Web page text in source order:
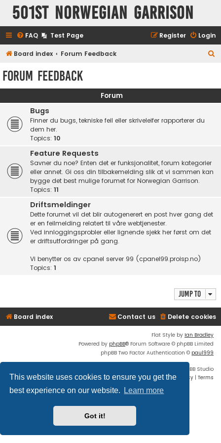
This website uses cookies to ensure you get the
best experience on our website.
Learn more
Got it!
501st Norwegian Garrison
FAQ Test Page Login
Register
Board index Forum Feedback
c
Forum Feedback
Forum
Bugs
Finner du bugs, tekniske feil eller skriveleifer rapporterer du
dem her.
Topics: 10
Feature Requests
Savner du noe? Enten det er funksjonalitet, forum kategorier
eller annet. Gi oss din tilbakemelding slik at vi sammen kan
bygge det best mulige forumet for Norwegian Garrison.
Topics: 11
Driftsmeldinger
Dette forumet vil det blir autogenerert en post hver gang det
er en feilmelding relatert til våre webtjenester.
Ved innloggingsprobler eller lignende sjekk her først om det
er driftsutfordringer på gang.
Vi benytter os av cpanel server 99 (cpanel99.proisp.no)
Topics: 1
Jump to
Board index Delete cookies
Contact us
Flat Style by Ian Bradley
Powered by phpBB® Forum Software © phpBB Limited
phpBB Two Factor Authentication © paul999
© 2019 - phpBB Studio
Privacy | Terms